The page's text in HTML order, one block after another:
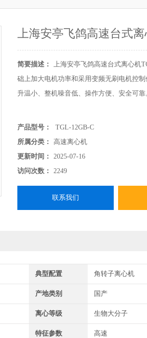
上海安亭飞鸽高速台式
简要描述：
上海安亭飞鸽高速台式离心机
础上加大电机功率和采用变频无刷电机控制
升温小、整机噪音低、操作方便、安全可靠
产品型号：
TGL-12GB-C
所属分类：
高速离心机
更新时间：
2025-07-16
访问次数：
2249
联系我们
典型配置 角转子离心机
产地类别 国产
离心等级 生物大分子
特征参数 高速